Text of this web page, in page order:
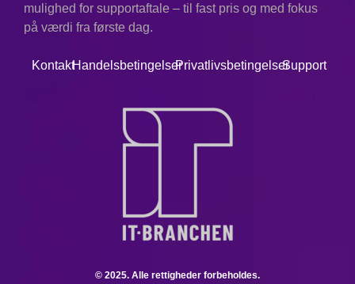
mulighed for supportaftale – til fast pris og med fokus
på værdi fra første dag.
KontaktHandelsbetingelserPrivatlivsbetingelserSupport
© 2025. Alle rettigheder forbeholdes.